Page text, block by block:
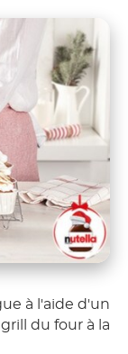
à l'aide d'un
du four à la